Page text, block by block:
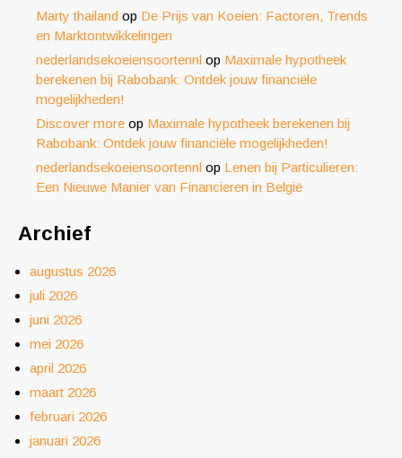
Marty thailand op De Prijs van Koeien: Factoren, Trends
en Marktontwikkelingen
nederlandsekoeiensoortennl op Maximale hypotheek
berekenen bij Rabobank: Ontdek jouw financiële
mogelijkheden!
Discover more op Maximale hypotheek berekenen bij
Rabobank: Ontdek jouw financiële mogelijkheden!
nederlandsekoeiensoortennl op Lenen bij Particulieren:
Een Nieuwe Manier van Financieren in België
Archief
augustus 2026
juli 2026
juni 2026
mei 2026
april 2026
maart 2026
februari 2026
januari 2026